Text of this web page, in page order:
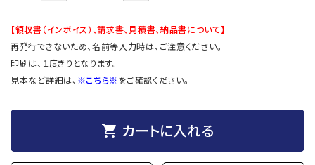
【領収書（インボイス）、請求書、見積書、納品書について】
再発行できないため、名前等入力時は、ご注意ください。
印刷は、１度きりとなります。
見本など詳細は、 ※こちら※をご確認ください。
shopping_cart カートに入れる